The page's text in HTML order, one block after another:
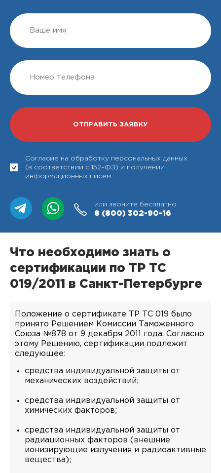
Согласие на обработку персональных данных
(в соответствии с 152-ФЗ) и получении
информационных писем
или звоните бесплатно
8 (800) 302-90-16
Что необходимо знать о
сертификации по ТР ТС
019/2011 в Санкт-Петербурге
Положение о сертификате ТР ТС 019 было
принято Решением Комиссии Таможенного
Союза №878 от 9 декабря 2011 года. Согласно
этому Решению, сертификации подлежит
следующее:
средства индивидуальной защиты от
механических воздействий;
средства индивидуальной защиты от
химических факторов;
средства индивидуальной защиты от
радиационных факторов (внешние
ионизирующие излучения и радиоактивные
вещества);